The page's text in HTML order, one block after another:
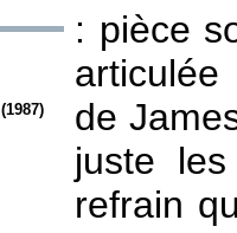
(1987)
: pièce
de
juste
refrain